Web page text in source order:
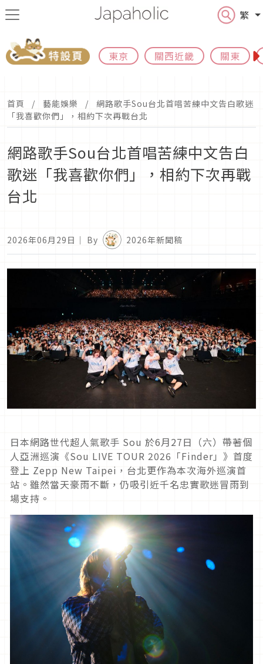
繁
東京 關西近畿 關東
首頁 藝能娛樂
網路歌手Sou台北首唱苦練中文告白歌迷
「我喜歡你們」，相約下次再戰台北
網路歌手Sou台北首唱苦練中文告白
歌迷「我喜歡你們」，相約下次再戰
台北
2026年06月29日 ｜ By 2026年新聞稿
日本網路世代超人氣歌手 Sou 於6月27日（六）帶著個
人亞洲巡演《Sou LIVE TOUR 2026「Finder」》首度
登上 Zepp New Taipei，台北更作為本次海外巡演首
站。雖然當天豪雨不斷，仍吸引近千名忠實歌迷冒雨到
場支持。